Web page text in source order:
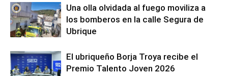
Una olla olvidada al fuego moviliza a
los bomberos en la calle Segura de
Ubrique
El ubriqueño Borja Troya recibe el
Premio Talento Joven 2026